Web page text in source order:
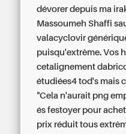
dévorer depuis ma
Massoumeh Shaffi
valacyclovir
puisqu'extrême. Vos
cetalignement
étudiées4 tod's mais
"Cela n'aurait png
és festoyer pour
prix réduit tous